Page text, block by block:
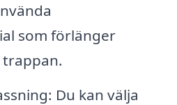
som förlänger
Du kan välja